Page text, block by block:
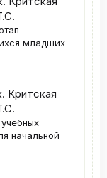
младших
Критская
начальной